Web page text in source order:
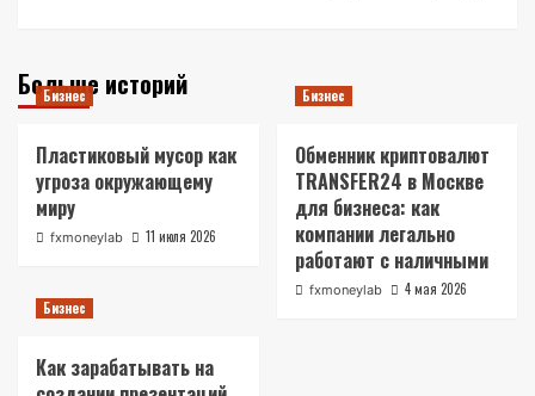
Больше историй
Бизнес
Пластиковый мусор как
угроза окружающему
миру
fxmoneylab 11 июля 2026
Бизнес
Обменник криптовалют
TRANSFER24 в Москве
для бизнеса: как
компании легально
работают с наличными
fxmoneylab
4 мая 2026
Бизнес
Как зарабатывать на